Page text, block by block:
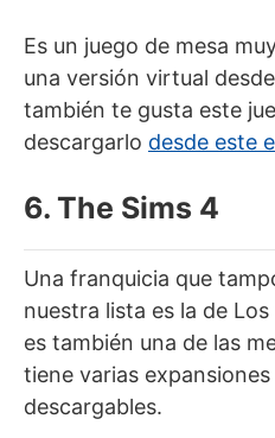
Es un juego de mesa
una versión virtual
también te gusta este
descargarlo desde este
6. The Sims 4
Una franquicia que
nuestra lista es la de
es también una de las
tiene varias
descargables.